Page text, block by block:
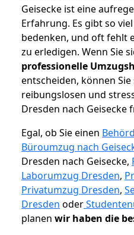
Geisecke ist eine
Erfahrung. Es gibt so
bedenken, und oft fehlt
zu erledigen. Wenn Sie
professionelle
entscheiden, können
reibungslosen und
Dresden nach Geisecke
Egal, ob Sie einen
Büroumzug nach
Dresden nach Geisecke,
Laborumzug Dresden,
Privatumzug Dresden,
Dresden oder
planen wir haben die